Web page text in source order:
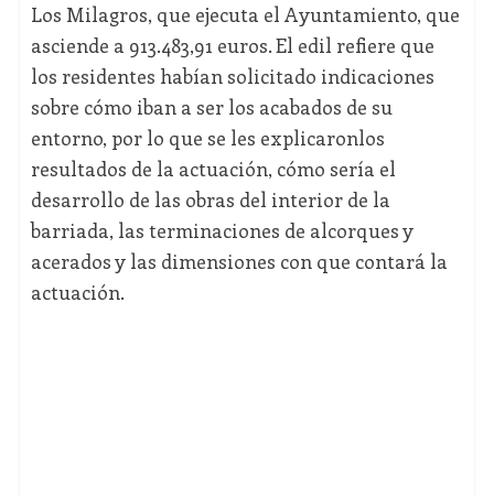
Los Milagros, que ejecuta el Ayuntamiento, que
asciende a 913.483,91 euros. El edil refiere que
los residentes habían solicitado indicaciones
sobre cómo iban a ser los acabados de su
entorno, por lo que se les explicaronlos
resultados de la actuación, cómo sería el
desarrollo de las obras del interior de la
barriada, las terminaciones de alcorques y
acerados y las dimensiones con que contará la
actuación.